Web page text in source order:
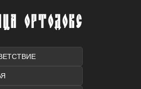
ОРТОДОКС